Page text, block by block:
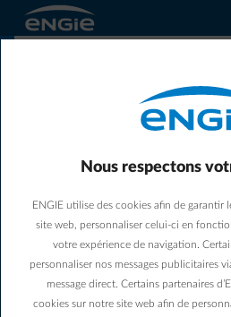
Une erreur de
survenue. Veuillez
connexion internet
Nous respectons
ENGIE utilise des cookies afin de
site web, personnaliser celui-ci en
votre expérience de navigation.
personnaliser nos messages publicitaires
message direct. Certains partenaires
cookies sur notre site web afin de